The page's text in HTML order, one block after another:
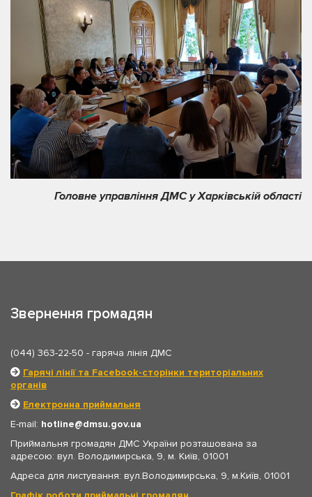
Головне управління ДМС у Харківській області
Звернення громадян
(044) 363-22-50 - гаряча лінія ДМС
Гарячі лінії та Facebook-сторінки територіальних
органів
Електронна приймальня
E-mail: hotline
dmsu.gov.ua
Приймальня громадян ДМС України розташована за
адресою: вул. Володимирська, 9, м. Київ, 01001
Адреса для листування: вул.Володимирська, 9, м.Київ, 01001